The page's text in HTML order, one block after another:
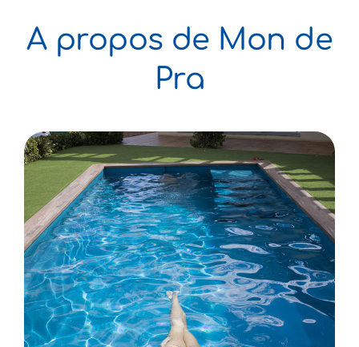
E-Boutique NOUVEAU
Contact
A propos de Mon de
Pra